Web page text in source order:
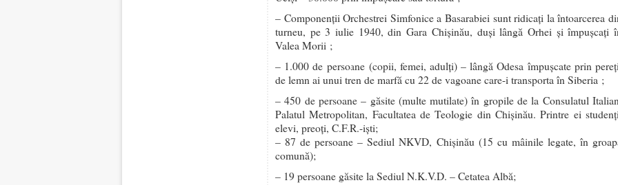
– Componenţii Orchestrei Simfonice a Basarabiei sunt ridicaţi la întoarcerea
turneu, pe 3 iulie 1940, din Gara Chișinău, duşi lângă Orhei și împușcaţi
Valea Morii ;
– 1.000 de persoane (copii, femei, adulți) – lângă Odesa împușcate prin
de lemn ai unui tren de marfă cu 22 de vagoane care-i transporta în Siberia ;
– 450 de persoane – găsite (multe mutilate) în gropile de la Consulatul
Palatul Metropolitan, Facultatea de Teologie din Chișinău. Printre ei
elevi, preoți, C.F.R.-işti;
– 87 de persoane – Sediul NKVD, Chișinău (15 cu mâinile legate, în
comună);
– 19 persoane găsite la Sediul N.K.V.D. – Cetatea Albă;